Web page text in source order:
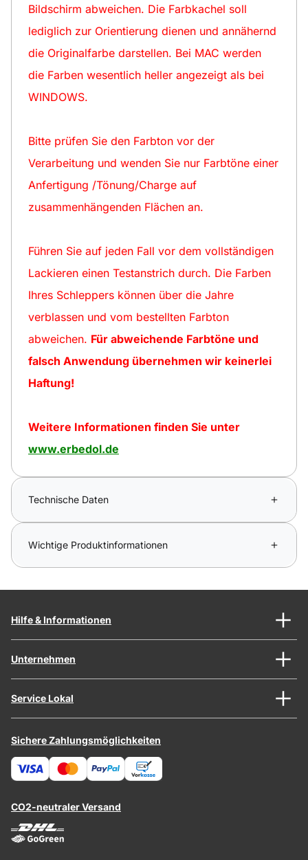
Bildschirm abweichen. Die Farbkachel soll
lediglich zur Orientierung dienen und annähernd
die Originalfarbe darstellen. Bei MAC werden
die Farben wesentlich heller angezeigt als bei
WINDOWS.
Bitte prüfen Sie den Farbton vor der
Verarbeitung und wenden Sie nur Farbtöne einer
Anfertigung /Tönung/Charge auf
zusammenhängenden Flächen an.
Führen Sie auf jeden Fall vor dem vollständigen
Lackieren einen Testanstrich durch. Die Farben
Ihres Schleppers können über die Jahre
verblassen und vom bestellten Farbton
abweichen. Für abweichende Farbtöne und
falsch Anwendung übernehmen wir keinerlei
Haftung!
Weitere Informationen finden Sie unter
www.erbedol.de
Technische Daten
Wichtige Produktinformationen
Hilfe & Informationen
Unternehmen
Service Lokal
Sichere Zahlungsmöglichkeiten
CO2-neutraler Versand